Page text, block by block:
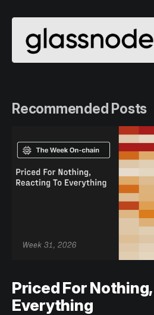
Recommended Posts
Priced For
Everything